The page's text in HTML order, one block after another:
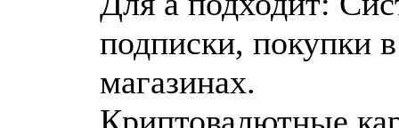
подписки, покупки
магазинах.